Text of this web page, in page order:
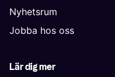
Nyhetsrum
Jobba hos oss
Lär dig mer